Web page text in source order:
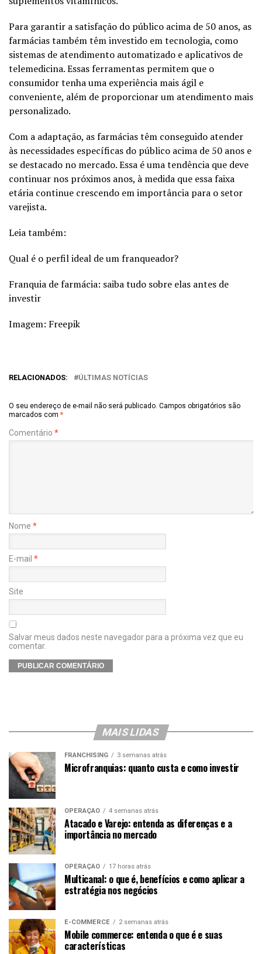
Para garantir a satisfação do público acima de 50 anos, as
farmácias também têm investido em tecnologia, como
sistemas de atendimento automatizado e aplicativos de
telemedicina. Essas ferramentas permitem que o
consumidor tenha uma experiência mais ágil e
conveniente, além de proporcionar um atendimento mais
personalizado.
Com a adaptação, as farmácias têm conseguido atender
às necessidades específicas do público acima de 50 anos e
se destacado no mercado. Essa é uma tendência que deve
continuar nos próximos anos, à medida que essa faixa
etária continue crescendo em importância para o setor
varejista.
Leia também:
Qual é o perfil ideal de um franqueador?
Franquia de farmácia: saiba tudo sobre elas antes de
investir
Imagem: Freepik
RELACIONADOS: ÚLTIMAS NOTÍCIAS
O seu endereço de e-mail não será publicado. Campos obrigatórios são
marcados com *
Comentário *
Nome *
E-mail *
Site
Salvar meus dados neste navegador para a próxima vez que eu
comentar.
MAIS LIDAS
FRANCHISING 3 semanas atrás
Microfranquias: quanto custa e como investir
OPERAÇÃO 4 semanas atrás
Atacado e Varejo: entenda as diferenças e a
importância no mercado
OPERAÇÃO 17 horas atrás
Multicanal: o que é, benefícios e como aplicar a
estratégia nos negócios
E-COMMERCE 2 semanas atrás
Mobile commerce: entenda o que é e suas
características